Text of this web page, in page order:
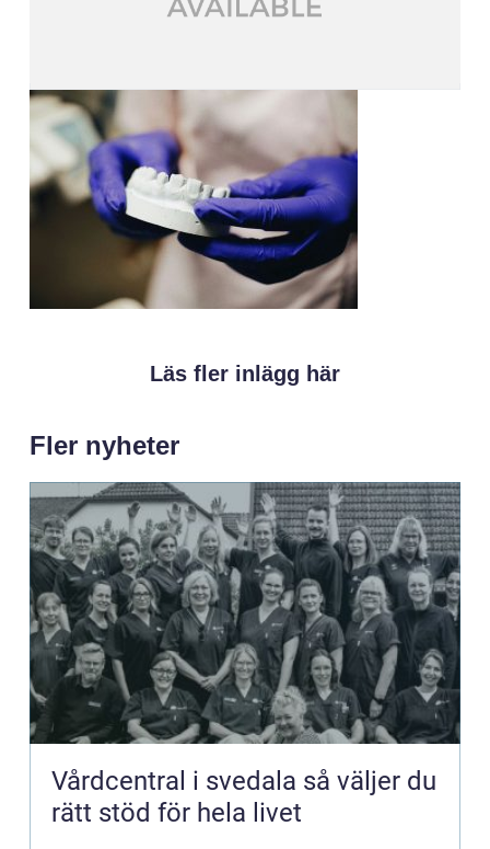
Läs fler inlägg här
Fler nyheter
Vårdcentral i svedala så väljer du
rätt stöd för hela livet